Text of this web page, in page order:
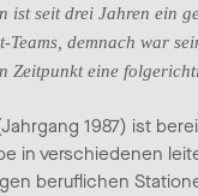
ist seit drei Jahren ein
Teams, demnach war
Zeitpunkt eine
1987) ist
in verschiedenen
beruflichen